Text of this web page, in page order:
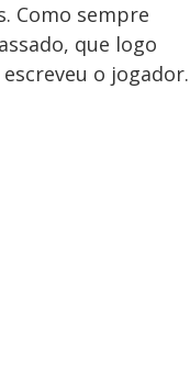
Como sempre
que logo
o jogador.